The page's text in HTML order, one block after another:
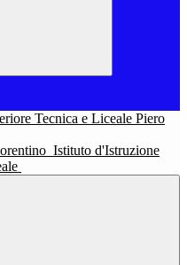
Istituto d'Istruzione